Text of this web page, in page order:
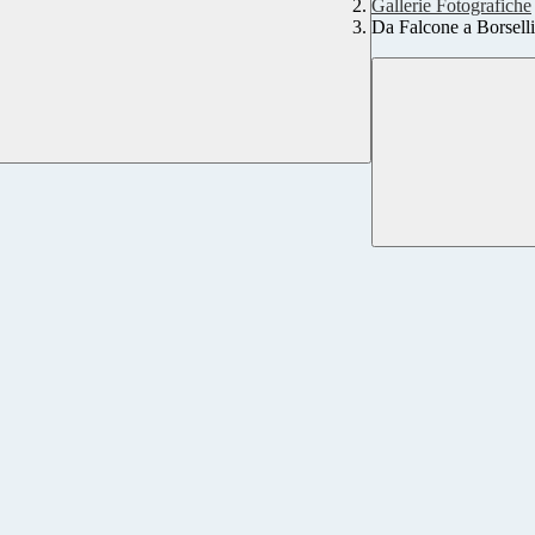
Gallerie Fotografiche
Da Falcone a